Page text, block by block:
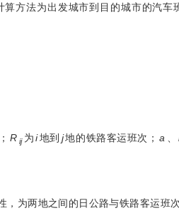
方法为出发城市到目的城市的汽车
R ij 为 i地到 j地的铁路客运班次； a
为两地之间的日公路与铁路客运班